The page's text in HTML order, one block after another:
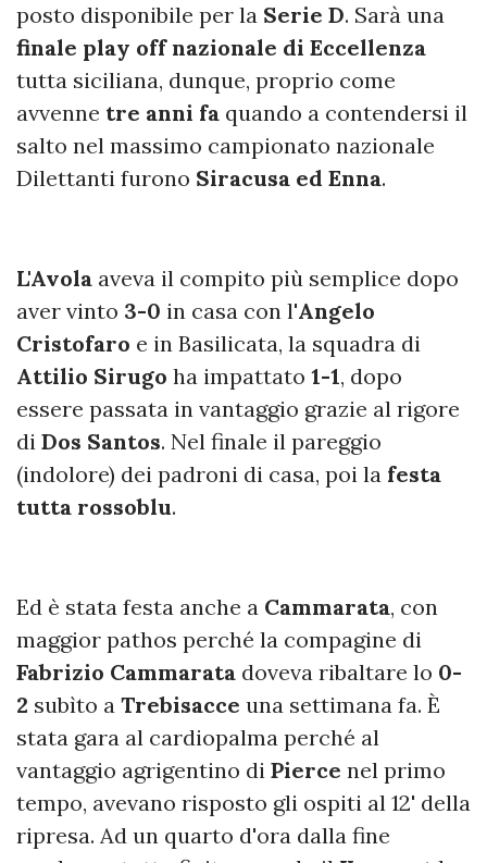
posto disponibile per la Serie D. Sarà una
finale play off nazionale di Eccellenza
tutta siciliana, dunque, proprio come
avvenne tre anni fa quando a contendersi il
salto nel massimo campionato nazionale
Dilettanti furono Siracusa ed Enna.
L'Avola aveva il compito più semplice dopo
aver vinto 3-0 in casa con l'Angelo
Cristofaro e in Basilicata, la squadra di
Attilio Sirugo ha impattato 1-1, dopo
essere passata in vantaggio grazie al rigore
di Dos Santos. Nel finale il pareggio
(indolore) dei padroni di casa, poi la festa
tutta rossoblu.
Ed è stata festa anche a Cammarata, con
maggior pathos perché la compagine di
Fabrizio Cammarata doveva ribaltare lo 0-
2 subìto a Trebisacce una settimana fa. È
stata gara al cardiopalma perché al
vantaggio agrigentino di Pierce nel primo
tempo, avevano risposto gli ospiti al 12' della
ripresa. Ad un quarto d'ora dalla fine